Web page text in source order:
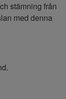
stämning från
med denna